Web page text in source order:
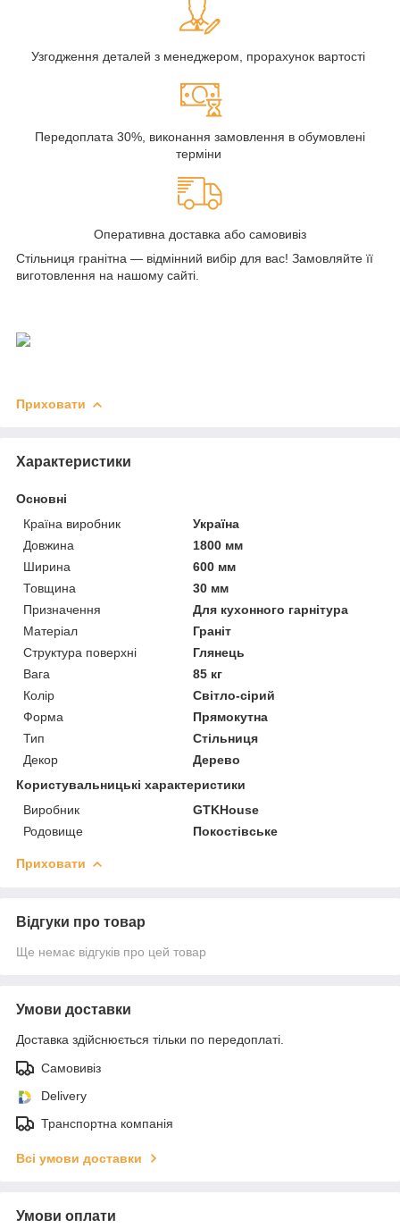
Узгодження деталей з менеджером, прорахунок вартості
Передоплата 30%, виконання замовлення в обумовлені
терміни
Оперативна доставка або самовивіз
Стільниця гранітна — відмінний вибір для вас! Замовляйте її
виготовлення на нашому сайті.
Приховати
Характеристики
Основні
Країна виробник
Україна
Довжина
1800 мм
Ширина
600 мм
Товщина
30 мм
Призначення
Для кухонного гарнітура
Матеріал
Граніт
Структура поверхні
Глянець
Вага
85 кг
Колір
Світло-сірий
Форма
Прямокутна
Тип
Стільниця
Декор
Дерево
Користувальницькі характеристики
Виробник
GTKHouse
Родовище
Покостівське
Приховати
Відгуки про товар
Ще немає відгуків про цей товар
Умови доставки
Доставка здійснюється тільки по передоплаті.
Самовивіз
Delivery
Транспортна компанія
Всі умови доставки
Умови оплати